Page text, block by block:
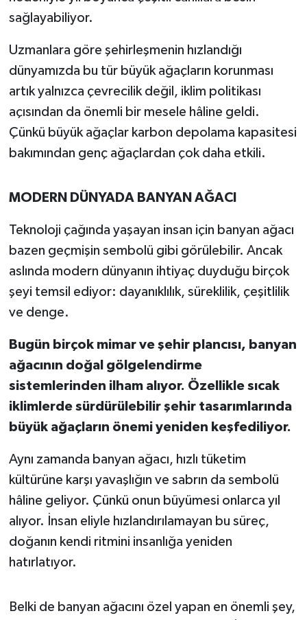
sağlayabiliyor.
Uzmanlara göre şehirleşmenin hızlandığı
dünyamızda bu tür büyük ağaçların korunması
artık yalnızca çevrecilik değil, iklim politikası
açısından da önemli bir mesele hâline geldi.
Çünkü büyük ağaçlar karbon depolama kapasitesi
bakımından genç ağaçlardan çok daha etkili.
MODERN DÜNYADA BANYAN AĞACI
Teknoloji çağında yaşayan insan için banyan ağacı
bazen geçmişin sembolü gibi görülebilir. Ancak
aslında modern dünyanın ihtiyaç duyduğu birçok
şeyi temsil ediyor: dayanıklılık, süreklilik, çeşitlilik
ve denge.
Bugün birçok mimar ve şehir plancısı, banyan
ağacının doğal gölgelendirme
sistemlerinden ilham alıyor. Özellikle sıcak
iklimlerde sürdürülebilir şehir tasarımlarında
büyük ağaçların önemi yeniden keşfediliyor.
Aynı zamanda banyan ağacı, hızlı tüketim
kültürüne karşı yavaşlığın ve sabrın da sembolü
hâline geliyor. Çünkü onun büyümesi onlarca yıl
alıyor. İnsan eliyle hızlandırılamayan bu süreç,
doğanın kendi ritmini insanlığa yeniden
hatırlatıyor.
Belki de banyan ağacını özel yapan en önemli şey,